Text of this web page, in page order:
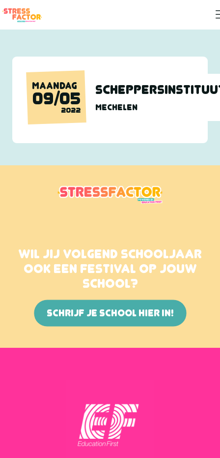
MAANDAG
09/05
2022 MECHELEN
WIL JIJ VOLGEND SCHOOLJAAR
OOK EEN FESTIVAL OP JOUW
SCHOOL?
SCHRIJF JE SCHOOL HIER IN!